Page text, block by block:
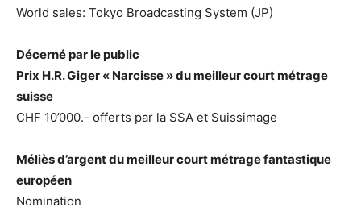
World sales: Tokyo Broadcasting System (JP)
Décerné par le public
Prix H.R. Giger « Narcisse » du meilleur court métrage
suisse
CHF 10’000.- offerts par la SSA et Suissimage
Méliès d’argent du meilleur court métrage fantastique
européen
Nomination